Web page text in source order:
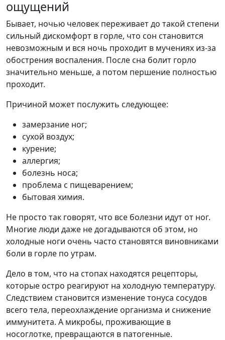
ощущений
Бывает, ночью человек переживает до такой степени
сильный дискомфорт в горле, что сон становится
невозможным и вся ночь проходит в мучениях из-за
обострения воспаления. После сна болит горло
значительно меньше, а потом першение полностью
проходит.
Причиной может послужить следующее:
замерзание ног;
сухой воздух;
курение;
аллергия;
болезнь носа;
проблема с пищеварением;
бытовая химия.
Не просто так говорят, что все болезни идут от ног.
Многие люди даже не догадываются об этом, но
холодные ноги очень часто становятся виновниками
боли в горле по утрам.
Дело в том, что на стопах находятся рецепторы,
которые остро реагируют на холодную температуру.
Следствием становится изменение тонуса сосудов
всего тела, переохлаждение организма и снижение
иммунитета. А микробы, проживающие в
носоглотке, превращаются в патогенные.